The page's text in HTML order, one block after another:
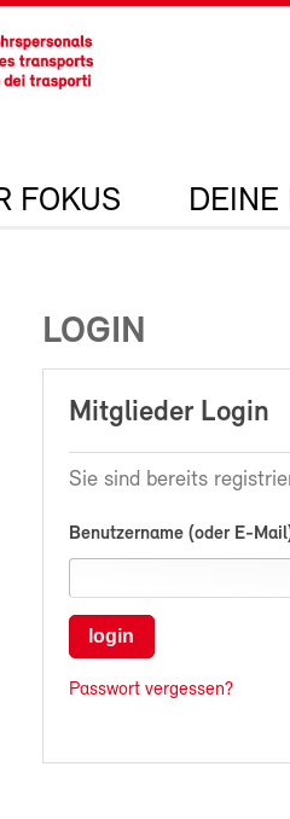
FOKUS DEINE
LOGIN
Mitglieder Login
Sie sind bereits
Benutzername (oder E-
login
Passwort vergessen?